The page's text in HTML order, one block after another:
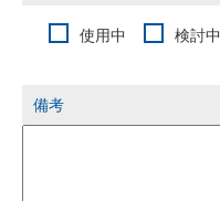
使用中 検討中
備考